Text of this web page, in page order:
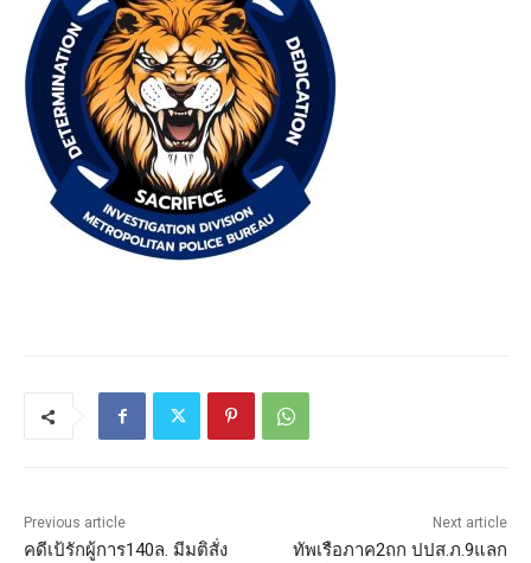
Previous article
คดีเป้รักผู้การ140ล. มีมติสั่ง
Next article
ทัพเรือภาค2ถก ปปส.ภ.9แลก